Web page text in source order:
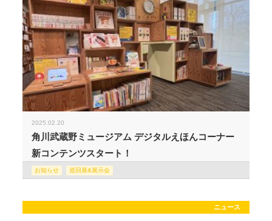
2025.02.20
角川武蔵野ミュージアム デジタルえほんコーナー
新コンテンツスタート！
お知らせ 巡回展&展示会
ニュース